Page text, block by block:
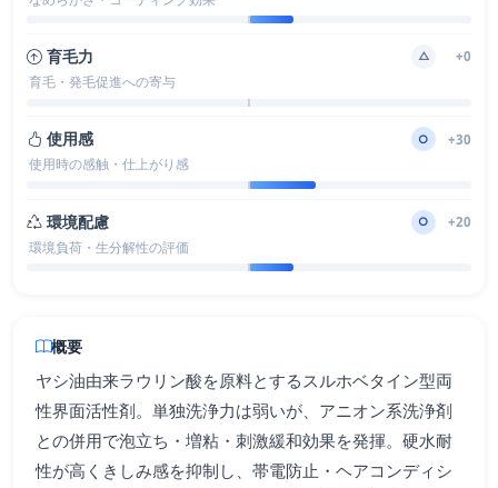
育毛力 △ +0
育毛・発毛促進への寄与
使用感 ○ +30
使用時の感触・仕上がり感
環境配慮 ○ +20
環境負荷・生分解性の評価
概要
ヤシ油由来ラウリン酸を原料とするスルホベタイン型両
性界面活性剤。単独洗浄力は弱いが、アニオン系洗浄剤
との併用で泡立ち・増粘・刺激緩和効果を発揮。硬水耐
性が高くきしみ感を抑制し、帯電防止・ヘアコンディシ